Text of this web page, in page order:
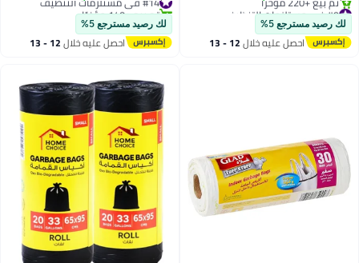
#9 في مستلزمات التنظيف
بتخلّص بسرعة
تم بيع +220 مؤخرًا
#9 في مستلزمات التنظيف
لك رصيد مسترجع 5%
احصل عليه خلال 12 - 13
بطانات سلة المهملات
تم بيع +140 مؤخرًا
#14 في مستلزمات التنظيف
لك رصيد مسترجع 5%
احصل عليه خلال 12 - 13